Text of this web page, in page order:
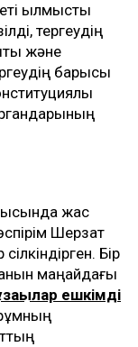
қылмыстық
тергеудің
және
барысы
жас
Шерзат
Бір
маңайдағы
ешкімді